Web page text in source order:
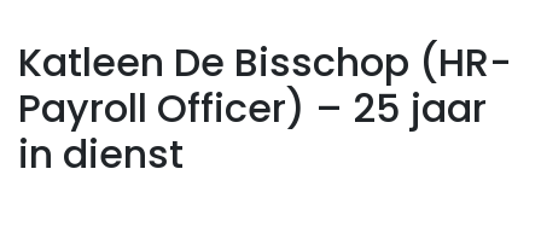
Katleen De Bisschop (HR-
Payroll Officer) – 25 jaar
in dienst